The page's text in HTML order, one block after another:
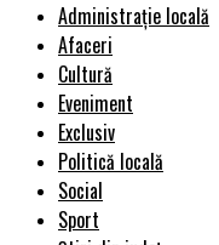
Administrație locală
Afaceri
Cultură
Eveniment
Exclusiv
Politică locală
Social
Sport